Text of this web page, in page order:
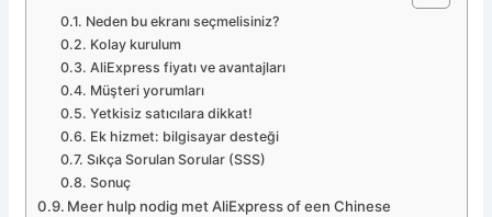
Neden bu ekranı seçmelisiniz?
Kolay kurulum
AliExpress fiyatı ve avantajları
Müşteri yorumları
Yetkisiz satıcılara dikkat!
Ek hizmet: bilgisayar desteği
Sıkça Sorulan Sorular (SSS)
Sonuç
Meer hulp nodig met AliExpress of een Chinese